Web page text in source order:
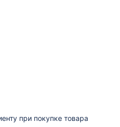
при покупке товара